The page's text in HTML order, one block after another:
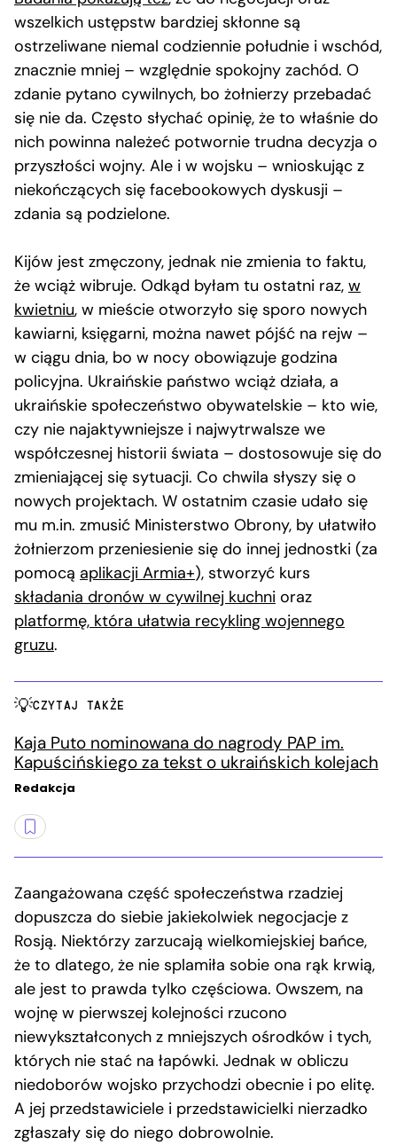
wszelkich ustępstw bardziej skłonne są
ostrzeliwane niemal codziennie południe i wschód,
znacznie mniej – względnie spokojny zachód. O
zdanie pytano cywilnych, bo żołnierzy przebadać
się nie da. Często słychać opinię, że to właśnie do
nich powinna należeć potwornie trudna decyzja o
przyszłości wojny. Ale i w wojsku – wnioskując z
niekończących się facebookowych dyskusji –
zdania są podzielone.
Kijów jest zmęczony, jednak nie zmienia to faktu,
że wciąż wibruje. Odkąd byłam tu ostatni raz, w
kwietniu, w mieście otworzyło się sporo nowych
kawiarni, księgarni, można nawet pójść na rejw –
w ciągu dnia, bo w nocy obowiązuje godzina
policyjna. Ukraińskie państwo wciąż działa, a
ukraińskie społeczeństwo obywatelskie – kto wie,
czy nie najaktywniejsze i najwytrwalsze we
współczesnej historii świata – dostosowuje się do
zmieniającej się sytuacji. Co chwila słyszy się o
nowych projektach. W ostatnim czasie udało się
mu m.in. zmusić Ministerstwo Obrony, by ułatwiło
żołnierzom przeniesienie się do innej jednostki (za
pomocą aplikacji Armia+), stworzyć kurs
składania dronów w cywilnej kuchni oraz
platformę, która ułatwia recykling wojennego
gruzu.
CZYTAJ TAKŻE
Kaja Puto nominowana do nagrody PAP im.
Kapuścińskiego za tekst o ukraińskich kolejach
Redakcja
Zaangażowana część społeczeństwa rzadziej
dopuszcza do siebie jakiekolwiek negocjacje z
Rosją. Niektórzy zarzucają wielkomiejskiej bańce,
że to dlatego, że nie splamiła sobie ona rąk krwią,
ale jest to prawda tylko częściowa. Owszem, na
wojnę w pierwszej kolejności rzucono
niewykształconych z mniejszych ośrodków i tych,
których nie stać na łapówki. Jednak w obliczu
niedoborów wojsko przychodzi obecnie i po elitę.
A jej przedstawiciele i przedstawicielki nierzadko
zgłaszały się do niego dobrowolnie.